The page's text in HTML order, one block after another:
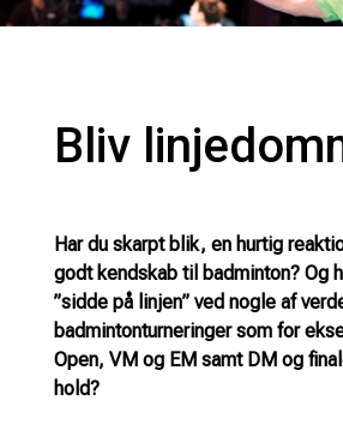
Bliv
Har du skarpt blik, en hurtig
godt kendskab til badminton? Og
”sidde på linjen” ved nogle af
badmintonturneringer som for
Open, VM og EM samt DM og
hold?